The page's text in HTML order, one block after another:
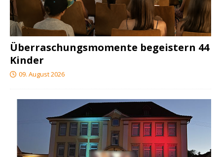
Überraschungsmomente begeistern 44
Kinder
09. August 2026